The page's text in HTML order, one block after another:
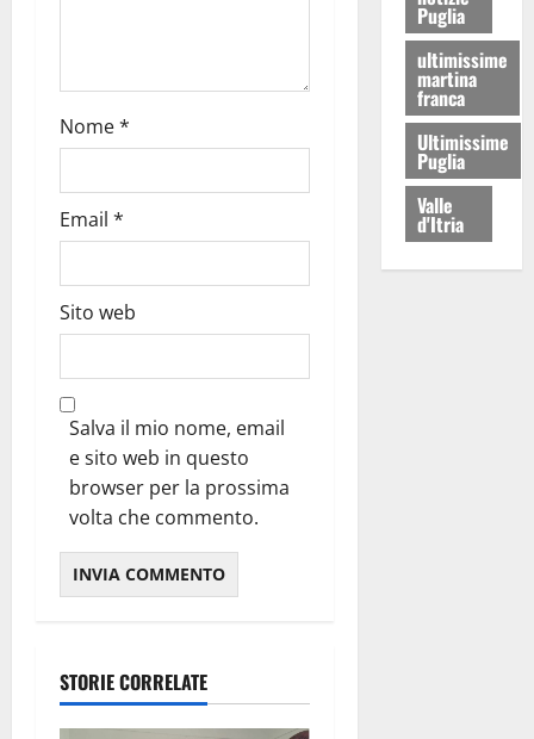
Nome*
Email *
Sito web
Salva il mio nome, email
e sito web in questo
browser per la prossima
volta che commento.
STORIE CORRELATE
Puglia
ultimissime
martina
franca
Ultimissime
Puglia
Valle
d'Itria